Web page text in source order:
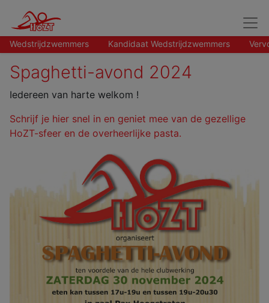
Wedstrijdzwemmers Kandidaat Wedstrijdzwemmers
Spaghetti-avond 2024
Iedereen van harte welkom !
Schrijf je hier snel in en geniet mee van de gezellige
HoZT-sfeer en de overheerlijke pasta.